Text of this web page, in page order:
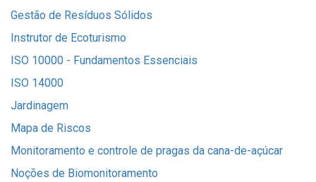
Gestão de Resíduos Sólidos
Instrutor de Ecoturismo
ISO 10000 - Fundamentos Essenciais
ISO 14000
Jardinagem
Mapa de Riscos
Monitoramento e controle de pragas da cana-de-açúcar
Noções de Biomonitoramento